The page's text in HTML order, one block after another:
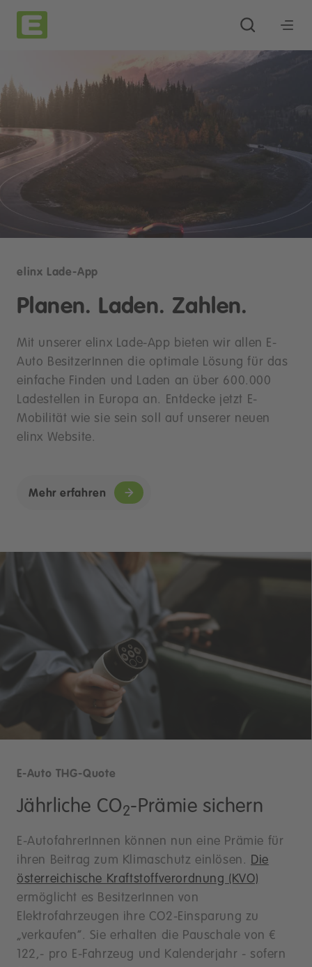
elinx Lade-App
Planen. Laden. Zahlen.
Mit unserer elinx Lade-App bieten wir allen E-
Auto BesitzerInnen die optimale Lösung für das
einfache Finden und Laden an über 600.000
Ladestellen in Europa an. Entdecke jetzt E-
Mobilität wie sie sein soll auf unserer neuen
elinx Website.
Mehr erfahren
E-Auto THG-Quote
Jährliche CO2-Prämie sichern
E-AutofahrerInnen können nun eine Prämie für
ihren Beitrag zum Klimaschutz einlösen.
Die
österreichische Kraftstoffverordnung (KVO)
ermöglicht es BesitzerInnen von
Elektrofahrzeugen ihre CO2-Einsparung zu
„verkaufen“. Sie erhalten die Pauschale von €
122,- pro E-Fahrzeug und Kalenderjahr - sofern